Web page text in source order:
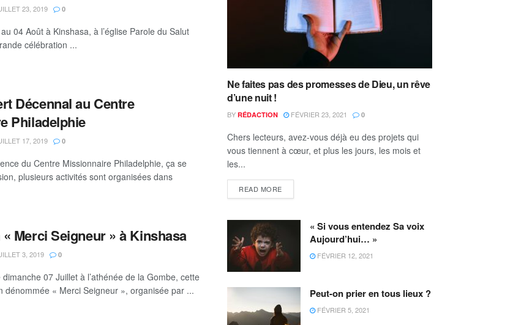
23, 2019 0
04 Août à Kinshasa, à l’église Parole du Salut
célébration ...
Décennal au Centre
Philadelphie
17, 2019 0
du Centre Missionnaire Philadelphie, ça se
plusieurs activités sont organisées dans
Merci Seigneur » à Kinshasa
3, 2019 0
dimanche 07 Juillet à l’athénée de la Gombe, cette
dénommée « Merci Seigneur », organisée par ...
Ne faites pas des promesses de Dieu, un rêve
d’une nuit !
BY RÉDACTION FÉVRIER 23, 2021 0
Chers lecteurs, avez-vous déjà eu des projets qui
vous tiennent à cœur, et plus les jours, les mois et
les...
READ MORE
« Si vous entendez Sa voix
Aujourd’hui… »
FÉVRIER 12, 2021
Peut-on prier en tous lieux ?
FÉVRIER 5, 2021